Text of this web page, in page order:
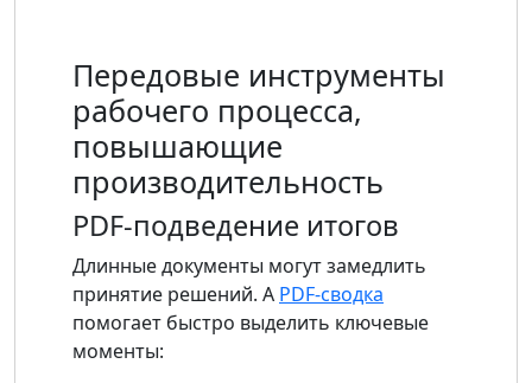
Передовые инструменты
рабочего процесса,
повышающие
производительность
PDF-подведение итогов
Длинные документы могут замедлить
принятие решений. А PDF-сводка
помогает быстро выделить ключевые
моменты: